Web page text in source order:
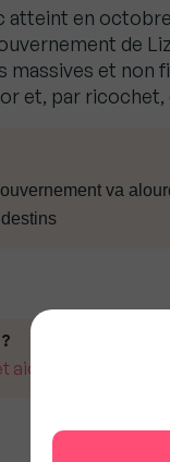
atteint en
de
massives et non
et, par
va
nous à rester